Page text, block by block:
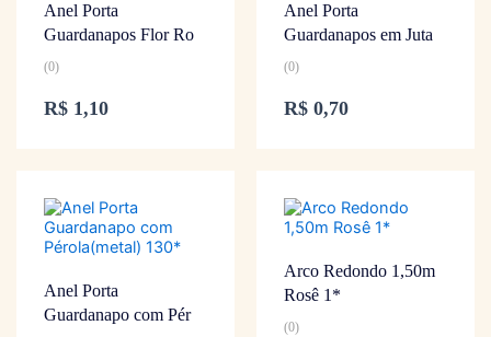
Anel Porta
Guardanapos Flor Ro
(0)
R$ 1,10
Anel Porta
Guardanapos em Juta
(0)
R$ 0,70
Anel Porta
Guardanapo com Pér
Arco Redondo 1,50m
Rosê 1*
(0)